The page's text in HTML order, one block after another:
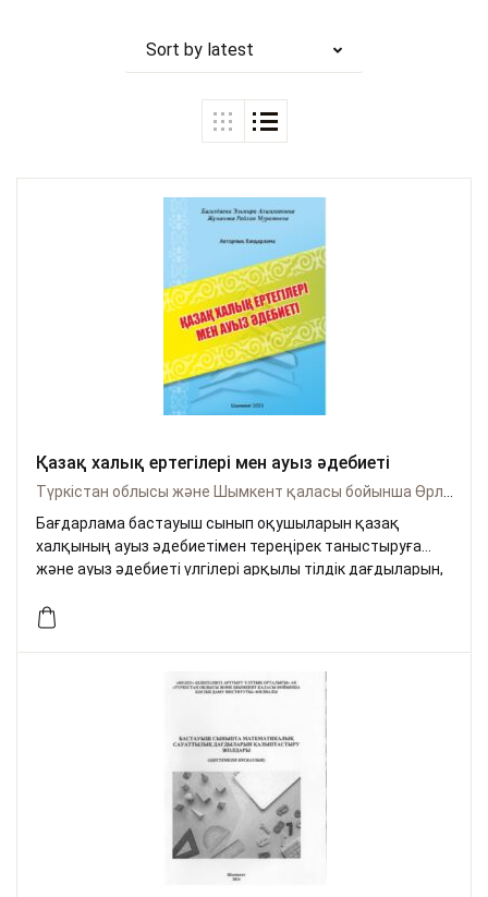
Sort by latest
Қазақ халық ертегілері мен ауыз әдебиеті
Бағдарлама бастауыш сынып оқушыларын қазақ
халқының ауыз әдебиетімен тереңірек таныстыруға
және ауыз әдебиеті үлгілері арқылы тілдік дағдыларын,
бағытталған. Бағдарламада қазақ халық ертегілері,
ұсынылып, сабақтар интерактивті әдістермен өткізіледі
дамытуға жағдай жасайтын бұл бағдарлама ұлттық
құндылықтарды меңгеруге ықпал етеді.